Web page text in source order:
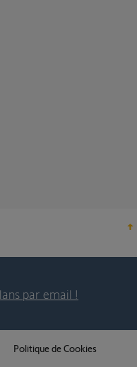
par email !
Politique de Cookies